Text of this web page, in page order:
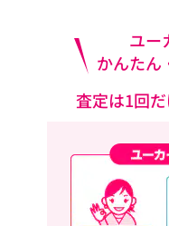
ユー
かんたん
査定は1回